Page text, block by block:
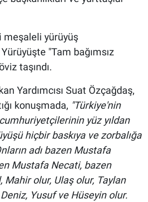
meşaleli yürüyüş
"Tam bağımsız
taşındı.
Yardımcısı Suat Özçağdaş,
konuşmada, "Türkiye'nin
yüz yıldan
hiçbir baskıya ve zorbalığa
adı bazen Mustafa
Mustafa Necati, bazen
Mahir olur, Ulaş olur, Taylan
Yusuf ve Hüseyin olur.